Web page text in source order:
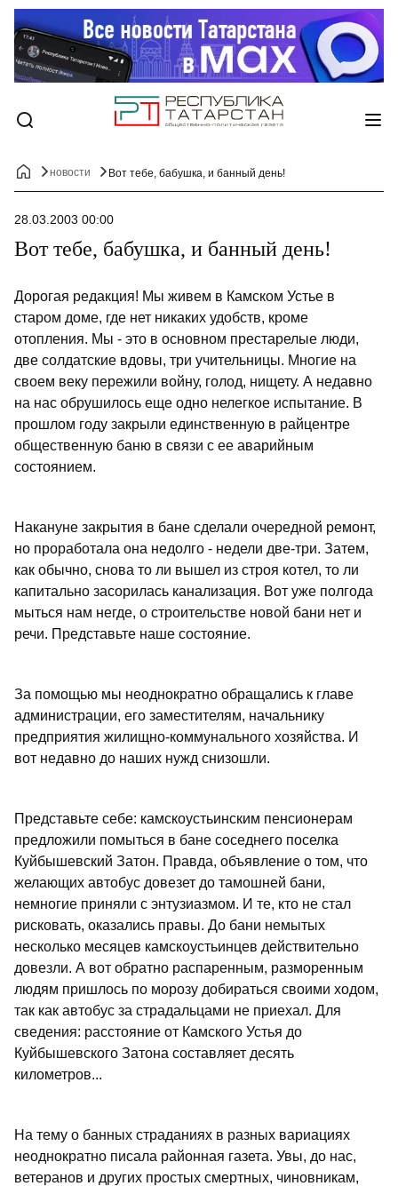
новости Вот тебе, бабушка, и банный день!
28.03.2003 00:00
Вот тебе, бабушка, и банный день!
Дорогая редакция! Мы живем в Камском Устье в
старом доме, где нет никаких удобств, кроме
отопления. Мы - это в основном престарелые люди,
две солдатские вдовы, три учительницы. Многие на
своем веку пережили войну, голод, нищету. А недавно
на нас обрушилось еще одно нелегкое испытание. В
прошлом году закрыли единственную в райцентре
общественную баню в связи с ее аварийным
состоянием.
Накануне закрытия в бане сделали очередной ремонт,
но проработала она недолго - недели две-три. Затем,
как обычно, снова то ли вышел из строя котел, то ли
капитально засорилась канализация. Вот уже полгода
мыться нам негде, о строительстве новой бани нет и
речи. Представьте наше состояние.
За помощью мы неоднократно обращались к главе
администрации, его заместителям, начальнику
предприятия жилищно-коммунального хозяйства. И
вот недавно до наших нужд снизошли.
Представьте себе: камскоустьинским пенсионерам
предложили помыться в бане соседнего поселка
Куйбышевский Затон. Правда, объявление о том, что
желающих автобус довезет до тамошней бани,
немногие приняли с энтузиазмом. И те, кто не стал
рисковать, оказались правы. До бани немытых
несколько месяцев камскоустьинцев действительно
довезли. А вот обратно распаренным, разморенным
людям пришлось по морозу добираться своими ходом,
так как автобус за страдальцами не приехал. Для
сведения: расстояние от Камского Устья до
Куйбышевского Затона составляет десять
километров...
На тему о банных страданиях в разных вариациях
неоднократно писала районная газета. Увы, до нас,
ветеранов и других простых смертных, чиновникам,